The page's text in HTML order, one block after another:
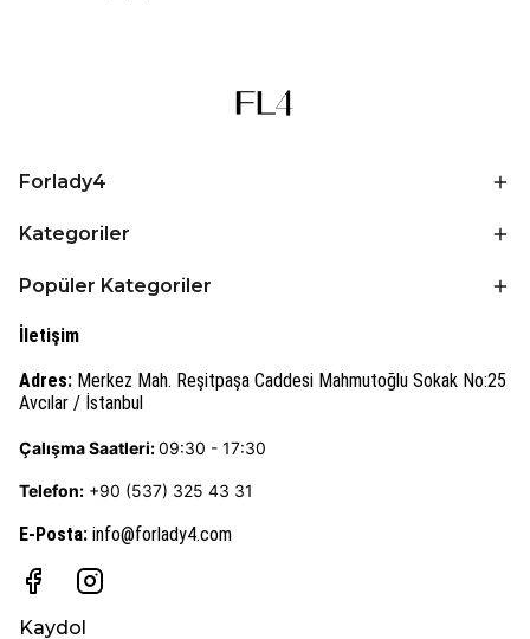
Forlady4
Kategoriler
Popüler Kategoriler
İletişim
Adres: Merkez Mah. Reşitpaşa Caddesi Mahmutoğlu Sokak No:25
Avcılar / İstanbul
Çalışma Saatleri:09:30 - 17:30
Telefon: +90 (537) 325 43 31
E-Posta: info@forlady4.com
Kaydol